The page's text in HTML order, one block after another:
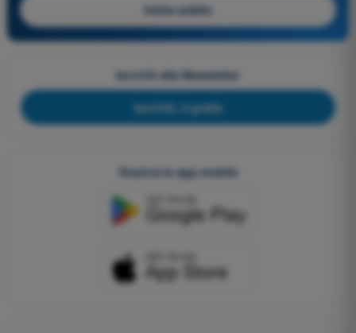
Inizia subito
Iscriviti alla Newsletter
Iscriviti, è gratis
Scarica le app mobile